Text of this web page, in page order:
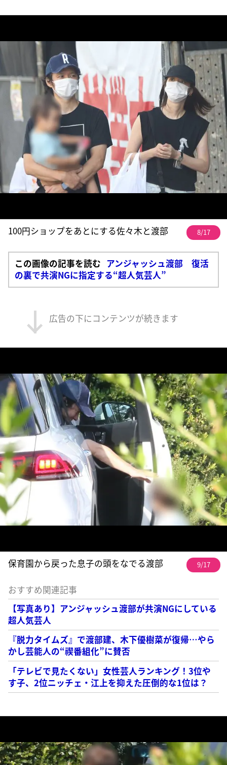
100円ショップをあとにする佐々木と渡部 8/17
この画像の記事を読む アンジャッシュ渡部 復活
の裏で共演NGに指定する“超人気芸人”
広告の下にコンテンツが続きます
保育園から戻った息子の頭をなでる渡部 9/17
おすすめ関連記事
【写真あり】アンジャッシュ渡部が共演NGにしている
超人気芸人
『脱力タイムズ』で渡部建、木下優樹菜が復帰…やら
かし芸能人の“禊番組化”に賛否
「テレビで見たくない」女性芸人ランキング！3位や
す子、2位ニッチェ・江上を抑えた圧倒的な1位は？